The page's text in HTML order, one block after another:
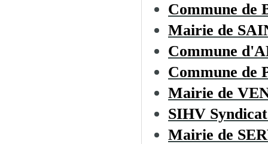
Commune de
Mairie de
Commune
Commune de
Mairie de
SIHV
Mairie de